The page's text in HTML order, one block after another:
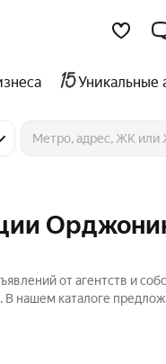
Уникальные
от агентств и
нашем каталоге